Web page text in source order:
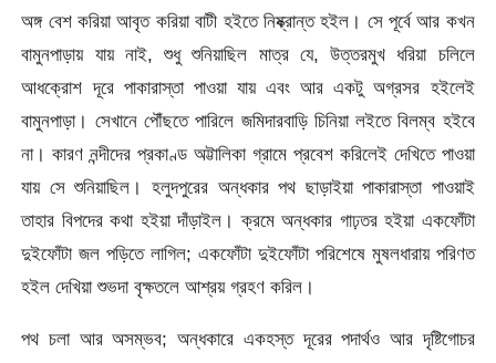
অঙ্গ বেশ করিয়া আবৃত করিয়া বাটী হইতে নিষ্ক্রান্ত হইল। সে পূর্বে আর কখন
বামুনপাড়ায় যায় নাই, শুধু শুনিয়াছিল মাত্র যে, উত্তরমুখ ধরিয়া চলিলে
আধক্রোশ দূরে পাকারাস্তা পাওয়া যায় এবং আর একটু অগ্রসর হইলেই
বামুনপাড়া। সেখানে পৌঁছতে পারিলে জমিদারবাড়ি চিনিয়া লইতে বিলম্ব হইবে
না। কারণ নন্দীদের প্রকাণ্ড অট্টালিকা গ্রামে প্রবেশ করিলেই দেখিতে পাওয়া
যায় সে শুনিয়াছিল। হলুদপুরের অন্ধকার পথ ছাড়াইয়া পাকারাস্তা পাওয়াই
তাহার বিপদের কথা হইয়া দাঁড়াইল। ক্রমে অন্ধকার গাঢ়তর হইয়া একফোঁটা
দুইফোঁটা জল পড়িতে লাগিল; একফোঁটা দুইফোঁটা পরিশেষে মুষলধারায় পরিণত
হইল দেখিয়া শুভদা বৃক্ষতলে আশ্রয় গ্রহণ করিল।
পথ চলা আর অসম্ভব; অন্ধকারে একহস্ত দূরের পদার্থও আর দৃষ্টিগোচর